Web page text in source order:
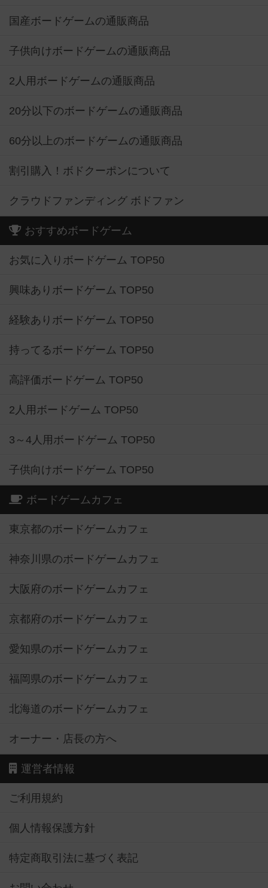
国産ボードゲームの通販商品
子供向けボードゲームの通販商品
2人用ボードゲームの通販商品
20分以下のボードゲームの通販商品
60分以上のボードゲームの通販商品
割引購入！ボドクーポンについて
クラウドファンディング ボドファン
おすすめボードゲーム
お気に入りボードゲーム TOP50
興味ありボードゲーム TOP50
経験ありボードゲーム TOP50
持ってるボードゲーム TOP50
高評価ボードゲーム TOP50
2人用ボードゲーム TOP50
3～4人用ボードゲーム TOP50
子供向けボードゲーム TOP50
ボードゲームカフェ
東京都のボードゲームカフェ
神奈川県のボードゲームカフェ
大阪府のボードゲームカフェ
京都府のボードゲームカフェ
愛知県のボードゲームカフェ
福岡県のボードゲームカフェ
北海道のボードゲームカフェ
オーナー・店長の方へ
運営者情報
ご利用規約
個人情報保護方針
特定商取引法に基づく表記